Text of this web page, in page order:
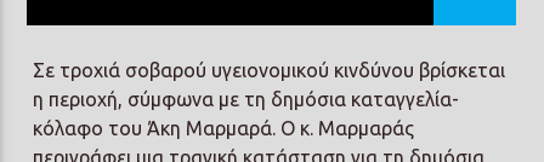
Σε τροχιά σοβαρού υγειονομικού κινδύνου βρίσκεται
η περιοχή, σύμφωνα με τη δημόσια καταγγελία-
κόλαφο του Άκη Μαρμαρά. Ο κ. Μαρμαράς
περιγράφει μια τραγική κατάσταση για τη δημόσια